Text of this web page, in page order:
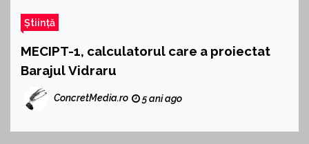
Știință
MECIPT-1, calculatorul care a proiectat
Barajul Vidraru
ConcretMedia.ro 5 ani ago